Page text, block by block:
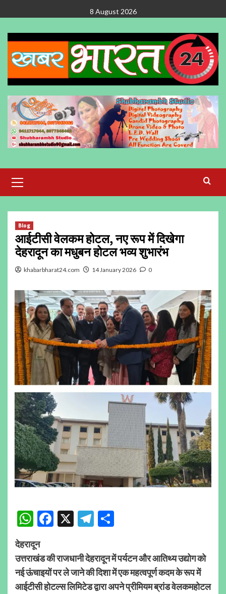
to
content
8 August 2026
Menu
Blog
आईटीसी वेलकम होटल, नए रूप में दिखेगा
देहरादून का मधुबन होटल भव्य शुभारंभ
khabarbharat24.com 14 January 2026 0
WhatsApp
Facebook
X Telegram
देहरादून
उत्तराखंड की राजधानी देहरादून में पर्यटन और आतिथ्य उद्योग को
नई ऊंचाइयों पर ले जाने की दिशा में एक महत्वपूर्ण कदम के रूप में
आईटीसी होटल्स लिमिटेड द्वारा अपने प्रीमियम ब्रांड वेलकमहोटल